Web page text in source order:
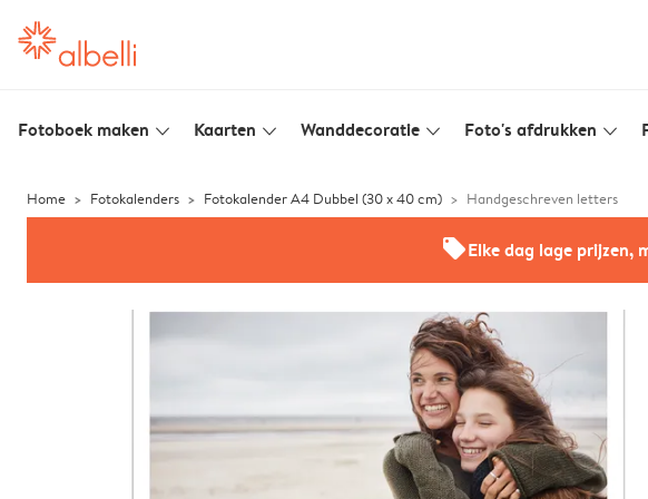
Fotoboek maken slim_arrow_down Kaarten slim_arrow_down Wanddecoratie slim_arrow_down Foto's afdrukken slim_arrow_down
Home Fotokalenders Fotokalender A4 Dubbel (30 x 40 cm) Handgeschreven letters
offersElke dag lage prijzen,